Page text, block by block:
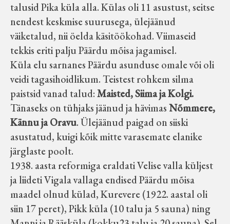
talusid Pika küla alla. Külas oli 11 asustust, seitse
nendest keskmise suurusega, ülejäänud
väiketalud, nii öelda käsitöökohad. Viimaseid
tekkis eriti palju Päärdu mõisa jagamisel.
Küla elu sarnanes Päärdu asunduse omale või oli
veidi tagasihoidlikum. Teistest rohkem silma
paistsid vanad talud:Maisted, Siima ja Kolgi.
Tänaseks on tühjaks jäänud ja hävimasNõmmere,
Kännu ja Oravu. Ülejäänud paigad on siiski
asustatud, kuigi kõik mitte varasemate elanike
järglaste poolt.
1938. aasta reformiga eraldati Velise valla küljest
ja liideti Vigala vallaga endised Päärdu mõisa
maadel olnud külad, Kurevere (1922. aastal oli
siin 17 peret), Pikk küla (10 talu ja 5 sauna) ning